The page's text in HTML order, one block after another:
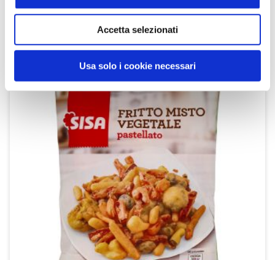
Accetta selezionati
Usa solo i cookie necessari
SCOPRI IL PRODOTTO